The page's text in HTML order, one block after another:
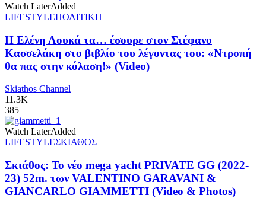
Watch LaterAdded
LIFESTYLEΠΟΛΙΤΙΚΗ
Η Ελένη Λουκά τα… έσουρε στον Στέφανο
Κασσελάκη στο βιβλίο του λέγοντας του: «Ντροπή
θα πας στην κόλαση!» (Video)
Skiathos Channel
11.3K
385
Watch LaterAdded
LIFESTYLEΣΚΙΑΘΟΣ
Σκιάθος: Το νέο mega yacht PRIVATE GG (2022-
23) 52m. των VALENTINO GARAVANI &
GIANCARLO GIAMMETTI (Video & Photos)